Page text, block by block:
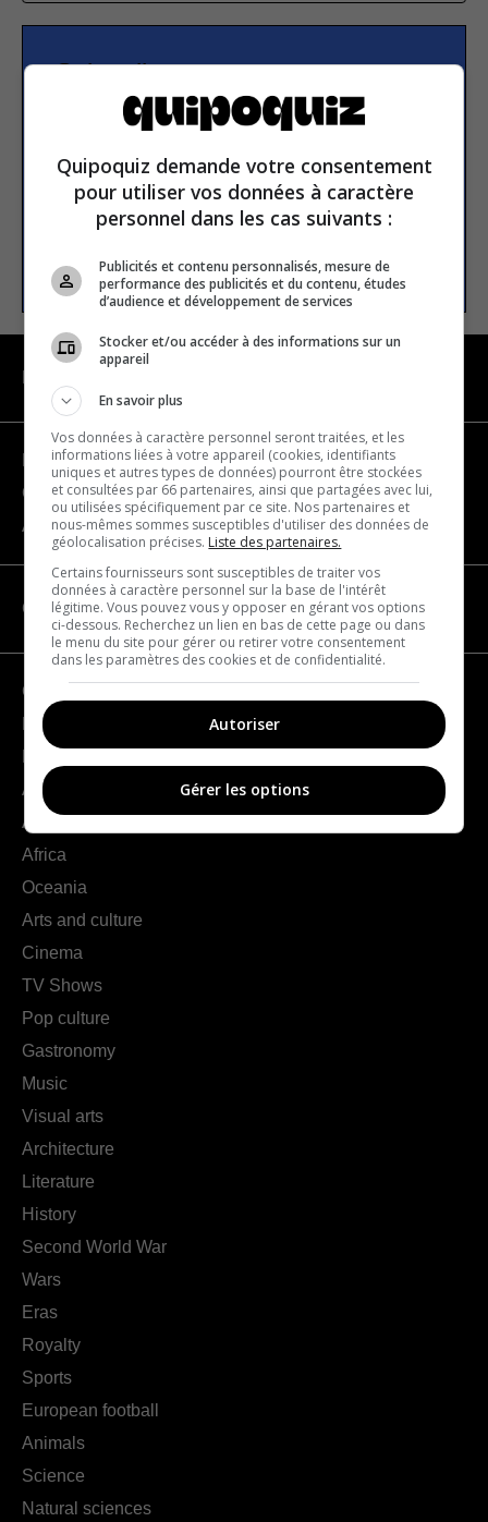
Subscribe to our
newsletter
Email address
SUBSCRIBE
Become a partner
Contact us
About us
CATEGORIES
Geography
France
Americas
Asia
Africa
Oceania
Arts and culture
Cinema
TV Shows
Pop culture
Gastronomy
Music
Visual arts
Architecture
Literature
History
Second World War
Wars
Eras
Royalty
Sports
European football
Animals
Science
Natural sciences
Quipoquiz demande votre consentement
pour utiliser vos données à caractère
personnel dans les cas suivants :
Publicités et contenu personnalisés, mesure de
performance des publicités et du contenu, études
d’audience et développement de services
Stocker et/ou accéder à des informations sur un
appareil
En savoir plus
Vos données à caractère personnel seront traitées, et les
informations liées à votre appareil (cookies, identifiants
uniques et autres types de données) pourront être stockées
et consultées par 66 partenaires, ainsi que partagées avec lui,
ou utilisées spécifiquement par ce site. Nos partenaires et
nous-mêmes sommes susceptibles d'utiliser des données de
géolocalisation précises. Liste des partenaires.
Certains fournisseurs sont susceptibles de traiter vos
données à caractère personnel sur la base de l'intérêt
légitime. Vous pouvez vous y opposer en gérant vos options
ci-dessous. Recherchez un lien en bas de cette page ou dans
le menu du site pour gérer ou retirer votre consentement
dans les paramètres des cookies et de confidentialité.
Autoriser
Gérer les options